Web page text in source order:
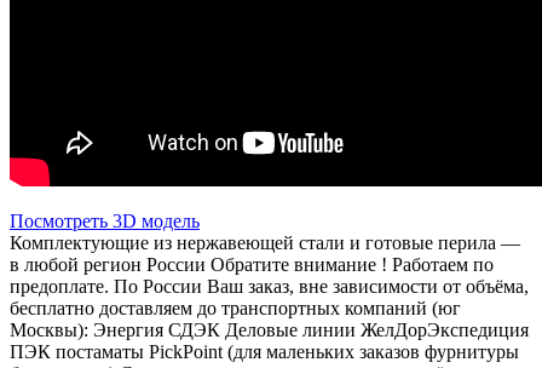
Посмотреть 3D модель
Комплектующие из нержавеющей стали и готовые перила —
в любой регион России Обратите внимание ! Работаем по
предоплате. По России Ваш заказ, вне зависимости от объёма,
бесплатно доставляем до транспортных компаний (юг
Москвы): Энергия СДЭК Деловые линии ЖелДорЭкспедиция
ПЭК постаматы PickPoint (для маленьких заказов фурнитуры